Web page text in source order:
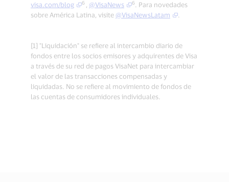
visa.com/blog
6 @VisaNews 6
. Para novedades
sobre América Latina, visite @VisaNewsLatam
[1] "Liquidación" se refiere al intercambio diario de
fondos entre los socios emisores y adquirentes de Visa
a través de su red de pagos VisaNet para intercambiar
el valor de las transacciones compensadas y
liquidadas. No se refiere al movimiento de fondos de
las cuentas de consumidores individuales.